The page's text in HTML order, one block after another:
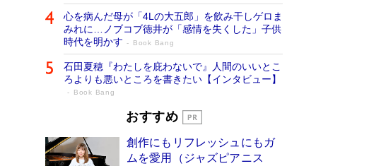
心を病んだ母が「4Lの大五郎」を飲み干しゲロま
みれに…ノブコブ徳井が「感情を失くした」子供
時代を明かす
Book Bang
石田夏穂『わたしを庇わないで』人間のいいとこ
ろよりも悪いところを書きたい【インタビュー】
Book Bang
「叱って伸びるやつは、褒めたらもっと伸
た“人を育てるコツ”…芸への考え方を明か
す
Book Bang
おすすめ
創作にもリフレッシュにもガ
ムを愛用（ジャズピアニス